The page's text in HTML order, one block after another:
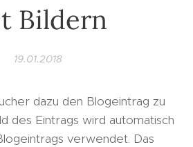
Bildern
19.01.2018
dazu den Blogeintrag zu
des Eintrags wird automatisch
verwendet. Das